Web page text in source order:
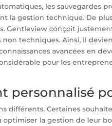
les sauvegardes
la gestion technique. De
Gentleview conçoit
techniques. Ainsi, il
avancées en
pour les
personnalisé
différents. Certaines
optimiser la gestion de leur